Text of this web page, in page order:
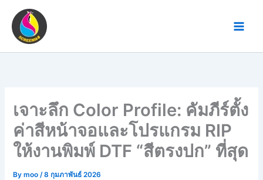
content
เจาะลึก Color Profile: คัมภีร์ตั้ง
ค่าสีหน้าจอและโปรแกรม RIP
ให้งานพิมพ์ DTF “สีตรงปก” ที่สุด
Bymoo/8 กุมภาพันธ์ 2026